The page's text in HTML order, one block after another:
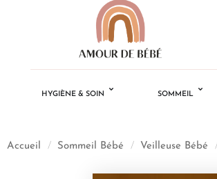
HYGIÈNE & SOIN SOMMEIL
Accueil / Sommeil Bébé / Veilleuse Bébé /